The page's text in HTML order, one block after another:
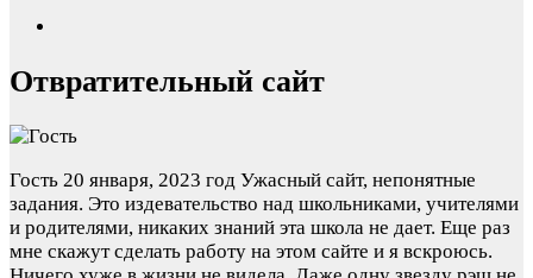
Отвратительный сайт
Гость 20 января, 2023 год Ужасный сайт, непонятные
задания. Это издевательство над школьниками, учителями
и родителями, никаких знаний эта школа не дает. Еще раз
мне скажут сделать работу на этом сайте и я вскроюсь.